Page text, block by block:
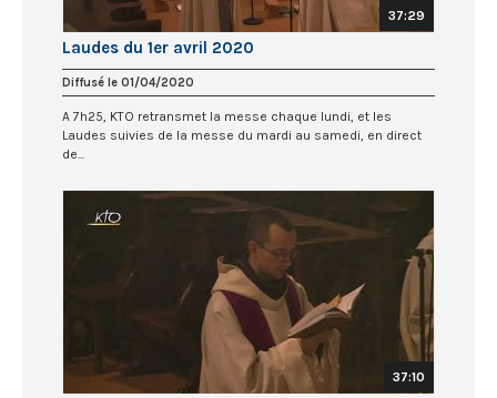
37:29
Laudes du 1er avril 2020
Diffusé le 01/04/2020
A 7h25, KTO retransmet la messe chaque lundi, et les
Laudes suivies de la messe du mardi au samedi, en direct
de...
37:10